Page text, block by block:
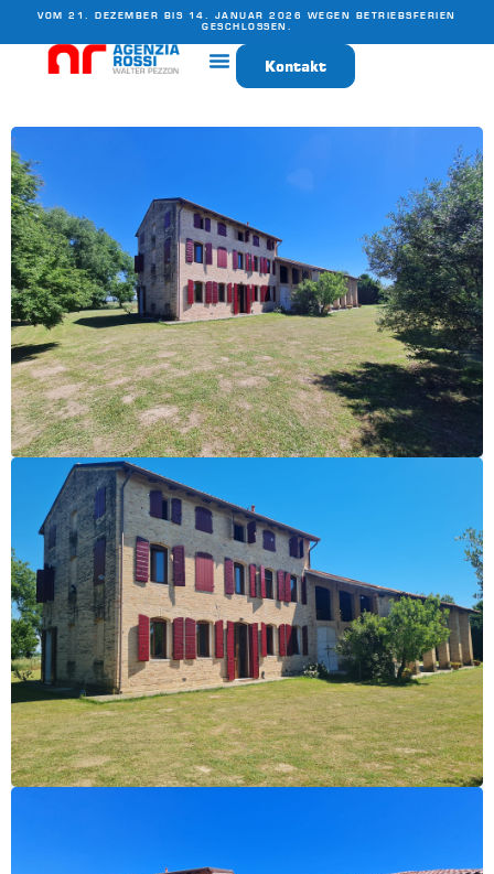
VOM 21. DEZEMBER BIS 14. JANUAR 2026 WEGEN BETRIEBSFERIEN
GESCHLOSSEN.
Kontakt